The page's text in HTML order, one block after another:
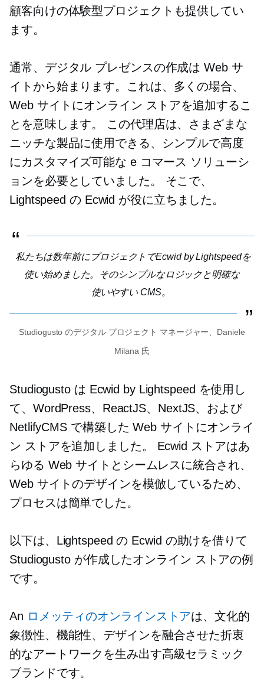
顧客向けの体験型プロジェクトも提供してい
ます。
通常、デジタル プレゼンスの作成は Web サ
イトから始まります。これは、多くの場合、
Web サイトにオンライン ストアを追加するこ
とを意味します。 この代理店は、さまざまな
ニッチな製品に使用できる、シンプルで高度
にカスタマイズ可能な e コマース ソリューシ
ョンを必要としていました。 そこで、
Lightspeed の Ecwid が役に立ちました。
私たちは数年前にプロジェクトでEcwid by Lightspeedを
使い始めました。そのシンプルなロジックと明確な
使いやすい CMS。
Studiogusto のデジタル プロジェクト マネージャー、Daniele
Milana 氏
Studiogusto は Ecwid by Lightspeed を使用し
て、WordPress、ReactJS、NextJS、および
NetlifyCMS で構築した Web サイトにオンライ
ン ストアを追加しました。 Ecwid ストアはあ
らゆる Web サイトとシームレスに統合され、
Web サイトのデザインを模倣しているため、
プロセスは簡単でした。
以下は、Lightspeed の Ecwid の助けを借りて
Studiogusto が作成したオンライン ストアの例
です。
An ロメッティのオンラインストアは、文化的
象徴性、機能性、デザインを融合させた折衷
的なアートワークを生み出す高級セラミック
ブランドです。